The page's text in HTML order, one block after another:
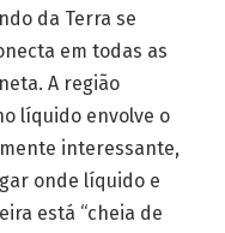
da Terra se
em todas as
A região
líquido envolve o
interessante,
onde líquido e
está “cheia de